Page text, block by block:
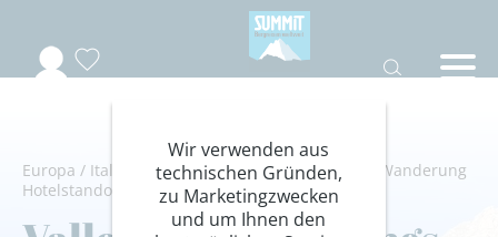
Europa / Italien Piemont/Wandern/Trekking
Wanderung
Hotelstandort
Wir verwenden aus
technischen Gründen,
zu Marketingzwecken
und um Ihnen den